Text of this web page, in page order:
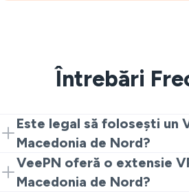
Întrebări
Este legal să folosești un
Macedonia de Nord?
Da, este legal pentru
Folosiți VPN Macedonia de Nord
VeePN oferă o extensie
Macedonia de Nord?